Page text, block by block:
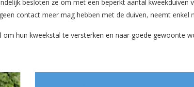
besloten ze om met een beperkt aantal kweekduiven
contact meer mag hebben met de duiven, neemt
hun kweekstal te versterken en naar goede gewoonte